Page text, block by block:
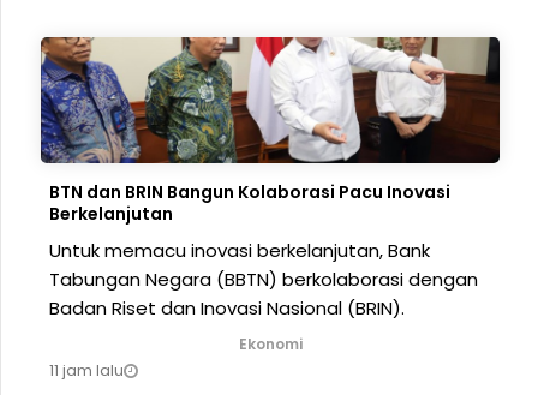
BTN dan BRIN Bangun Kolaborasi Pacu Inovasi
Berkelanjutan
Untuk memacu inovasi berkelanjutan, Bank
Tabungan Negara (BBTN) berkolaborasi dengan
Badan Riset dan Inovasi Nasional (BRIN).
Ekonomi
11 jam lalu